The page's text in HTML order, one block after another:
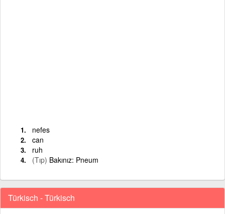
nefes
can
ruh
(Tıp) Bakınız: Pneum
Türkisch - Türkisch